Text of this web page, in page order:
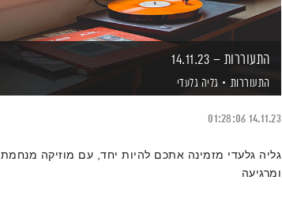
התעוררות – 14.11.23
התעוררות גליה גלעדי
14.11.23
01:28:06
גליה גלעדי מזמינה אתכם להיות יחד, עם מוזיקה מנחמת
ומרגיעה